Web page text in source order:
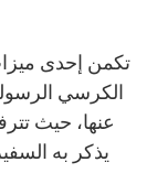
الكرسي
عنها، حيث
يذكر به